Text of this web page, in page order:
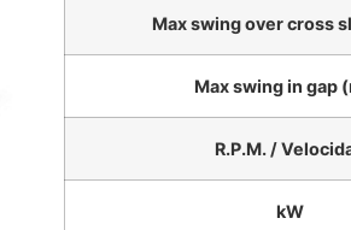
Max swing over cross
Max swing in gap
R.P.M. /
kW